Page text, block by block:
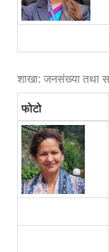
शाखा: जनसंख्या तथा
फोटो